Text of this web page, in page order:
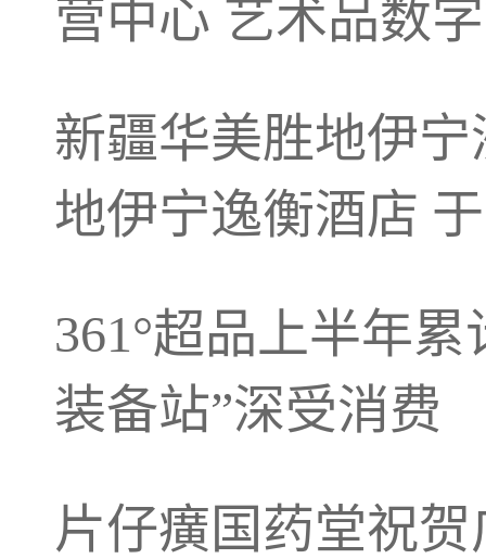
营中心 艺术品数
新疆华美胜地伊
地伊宁逸衡酒店
361°超品上半年
装备站”深受消费
片仔癀国药堂祝